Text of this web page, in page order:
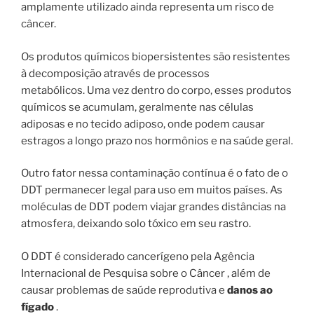
amplamente utilizado ainda representa um risco de
câncer.
Os produtos químicos biopersistentes são resistentes
à decomposição através de processos
metabólicos. Uma vez dentro do corpo, esses produtos
químicos se acumulam, geralmente nas células
adiposas e no tecido adiposo, onde podem causar
estragos a longo prazo nos hormônios e na saúde geral.
Outro fator nessa contaminação contínua é o fato de o
DDT permanecer legal para uso em muitos países. As
moléculas de DDT podem viajar grandes distâncias na
atmosfera, deixando solo tóxico em seu rastro.
O DDT é considerado cancerígeno pela Agência
Internacional de Pesquisa sobre o Câncer , além de
causar problemas de saúde reprodutiva e danos ao
fígado.